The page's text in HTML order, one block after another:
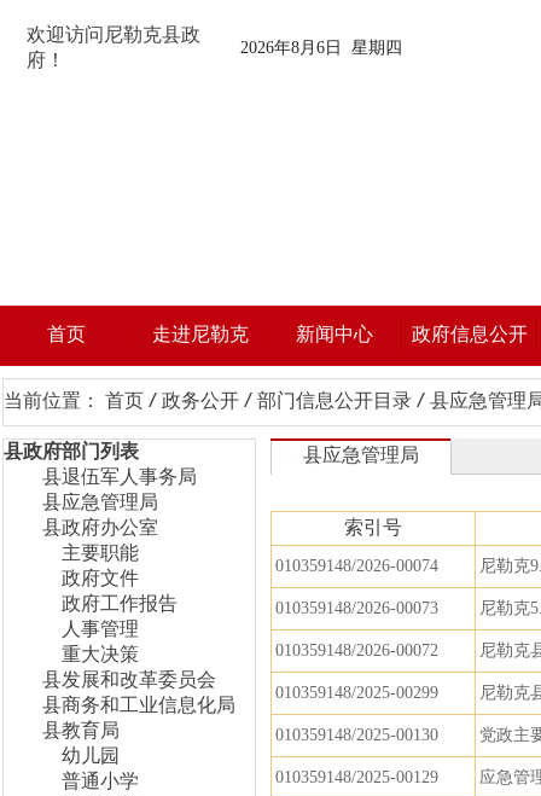
欢迎访问尼勒克县政
府！
2026年8月6日 星期四
首页 走进尼勒克 新闻中心 政府信息公开
当前位置： 首页 / 政务公开 / 部门信息公开目录 / 县应急管理
县政府部门列表
县退伍军人事务局
县应急管理局
县政府办公室
主要职能
政府文件
政府工作报告
人事管理
重大决策
县发展和改革委员会
县商务和工业信息化局
县教育局
幼儿园
普通小学
县应急管理局
索引号
010359148/2026-00074 尼勒克
010359148/2026-00073 尼勒克
010359148/2026-00072 尼勒克
010359148/2025-00299 尼勒克
010359148/2025-00130 党政主
010359148/2025-00129 应急管